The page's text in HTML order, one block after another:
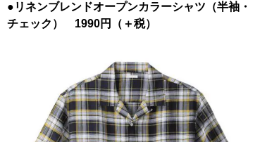
●リネンブレンドオープンカラーシャツ（半袖・
チェック） 1990円（＋税）